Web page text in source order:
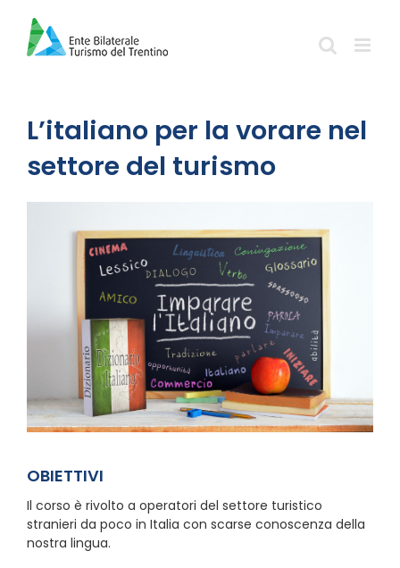
contenuto
L’italiano per la vorare nel
settore del turismo
OBIETTIVI
Il corso è rivolto a operatori del settore turistico
stranieri da poco in Italia con scarse conoscenza della
nostra lingua.